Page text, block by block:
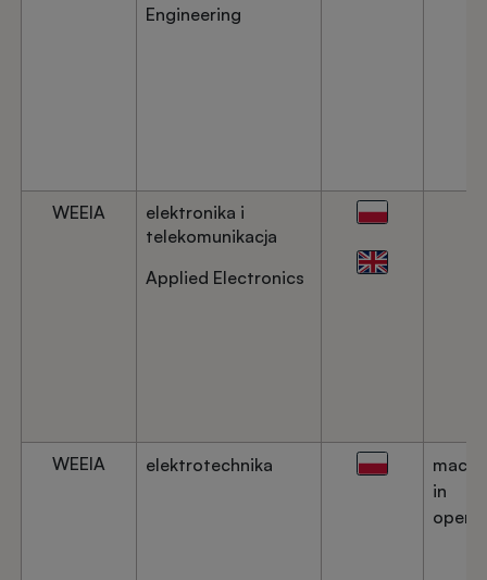
Engineering
WEEIA
elektronika i
telekomunikacja
Applied Electronics
WEEIA elektrotechnika
in